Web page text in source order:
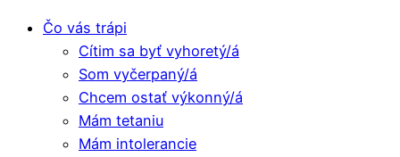
Čo vás trápi
Cítim sa byť vyhoretý/á
Som vyčerpaný/á
Chcem ostať výkonný/á
Mám tetaniu
Mám intolerancie